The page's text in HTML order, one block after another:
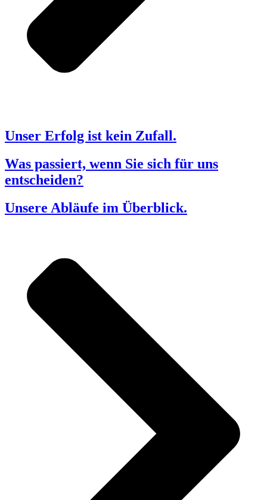
Unser Erfolg ist kein Zufall.
Was passiert, wenn Sie sich für uns
entscheiden?
Unsere Abläufe im Überblick.